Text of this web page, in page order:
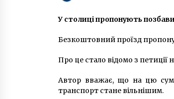
на електронні
знайшли в шахті
6 років ago
У столиці пропонують
Безкоштовний проїзд
Про це стало відомо з петиції
Автор вважає, що на цю
транспорт стане вільнішим.